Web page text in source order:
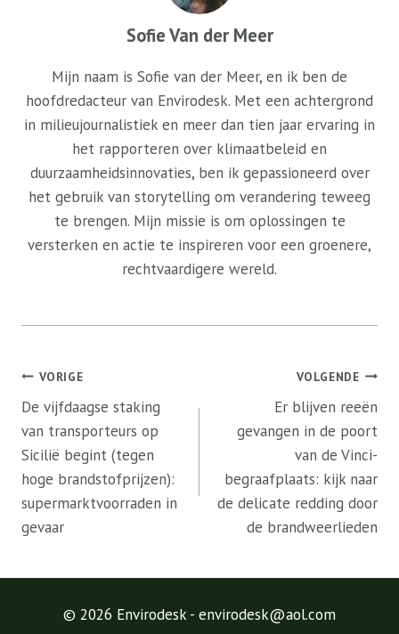
Sofie Van der Meer
Mijn naam is Sofie van der Meer, en ik ben de
hoofdredacteur van Envirodesk. Met een achtergrond
in milieujournalistiek en meer dan tien jaar ervaring in
het rapporteren over klimaatbeleid en
duurzaamheidsinnovaties, ben ik gepassioneerd over
het gebruik van storytelling om verandering teweeg
te brengen. Mijn missie is om oplossingen te
versterken en actie te inspireren voor een groenere,
rechtvaardigere wereld.
Bericht
navigatie
VORIGE
De vijfdaagse staking
van transporteurs op
Sicilië begint (tegen
hoge brandstofprijzen):
supermarktvoorraden in
gevaar
VOLGENDE
Er blijven reeën
gevangen in de poort
van de Vinci-
begraafplaats: kijk naar
de delicate redding door
de brandweerlieden
© 2026 Envirodesk - envirodesk@aol.com